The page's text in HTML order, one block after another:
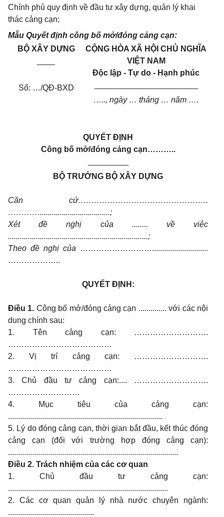
Chính phủ quy định về đầu tư xây dựng, quản lý khai
thác cảng cạn;
Mẫu Quyết định công bố mở/đóng cảng cạn:
BỘ XÂY DỰNG
Số: …/QĐ-BXD
CỘNG HÒA XÃ HỘI CHỦ NGHĨA
VIỆT NAM
Độc lập - Tự do - Hạnh phúc
….., ngày … tháng … năm ….
QUYẾT ĐỊNH
Công bố mở/đóng cảng cạn………..
BỘ TRƯỞNG BỘ XÂY DỰNG
Căn cứ………………………………………….
…………...................................;
Xét đề nghị của ........ về việc
......................................................................;
Theo đề nghị của
………………………............................
………………..
QUYẾT ĐỊNH:
Điều 1. Công bố mở/đóng cảng cạn .............. với các nội
dung chính sau:
1. Tên cảng cạn: ……………………….
…………………………………
2. Vị trí cảng cạn: ……………………….
…………………………………
3. Chủ đầu tư cảng cạn:.... ……………………….
………………………
4. Mục tiêu của cảng cạn:
.............................................................................
5. Lý do đóng cảng cạn, thời gian bắt đầu, kết thúc đóng
cảng cạn (đối với trường hợp đóng cảng cạn):
.....................................................................................
Điều 2. Trách nhiệm của các cơ quan
1. Chủ đầu tư cảng cạn:
................................................................................
2. Các cơ quan quản lý nhà nước chuyên ngành:
...........................................